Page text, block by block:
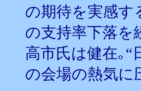
の期待を実感す
の支持率下落を
高市氏は健在｡“
の会場の熱気に